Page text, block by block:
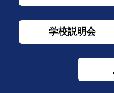
学校説明会